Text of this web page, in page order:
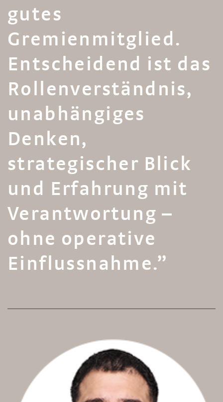
gutes
Gremienmitglied.
Entscheidend ist das
Rollenverständnis,
unabhängiges
Denken,
strategischer Blick
und Erfahrung mit
Verantwortung –
ohne operative
Einflussnahme.”